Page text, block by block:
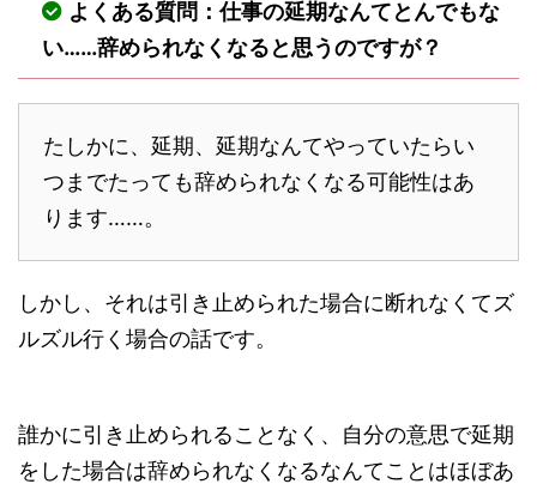
よくある質問：仕事の延期なんてとんでもな
い……辞められなくなると思うのですが？
たしかに、延期、延期なんてやっていたらい
つまでたっても辞められなくなる可能性はあ
ります……。
しかし、それは引き止められた場合に断れなくてズ
ルズル行く場合の話です。
誰かに引き止められることなく、自分の意思で延期
をした場合は辞められなくなるなんてことはほぼあ